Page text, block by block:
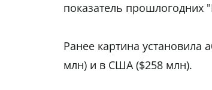
показатель прошлогодних
Ранее картина
млн) и в США ($258 млн).